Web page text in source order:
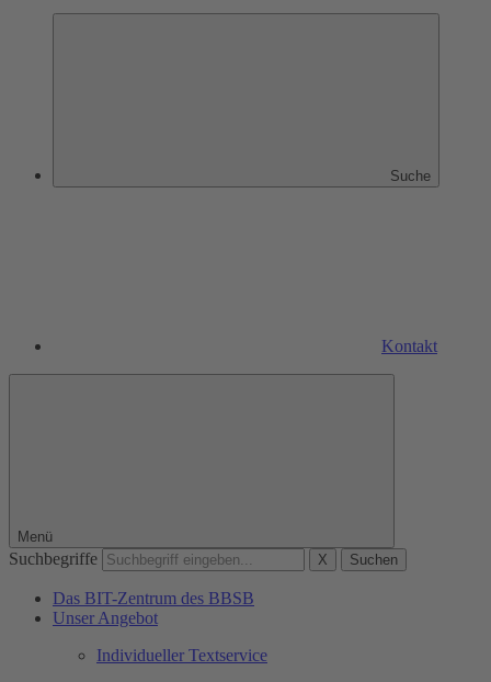
Suche
Kontakt
Menü
Suchbegriffe X Suchen
Das BIT-Zentrum des BBSB
Unser Angebot
Individueller Textservice